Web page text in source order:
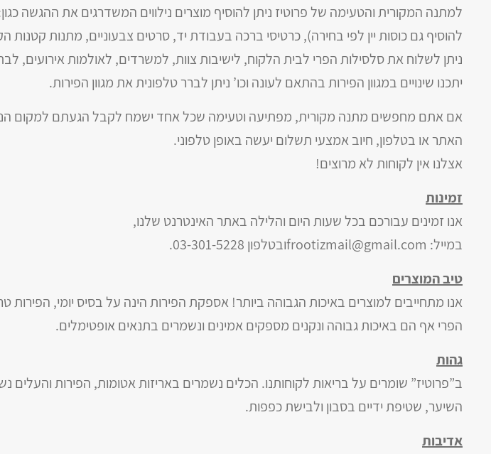
למתנה המקורית והטעימה של פרוטיז ניתן להוסיף מוצרים נילווים המשדרגים את ההגשה
להוסיף גם כוסות יין לפי בחירה), כרטיסי ברכה בעבודת יד, סרטים צבעוניים, מתנות קטנות
ניתן לשלוח את סלסילות הפרי לבית הלקוח, לישיבות צוות, למשרדים, לאולמות אירועים, לבתי
יתכנו שינויים במגוון הפירות בהתאם לעונה וכו’ ניתן לברר טלפונית את מגוון הפירות.
אם אתם מחפשים מתנה מקורית, מפתיעה וטעימה שכל אחד ישמח לקבל הגעתם למקום
האתר או בטלפון, חיוב אמצעי תשלום יעשה באופן טלפוני.
אצלנו אין לקוחות לא מרוצים!
זמינות
אנו זמינים עבורכם בכל שעות היום והלילה באתר האינטרנט שלנו,
במייל: frootizmail@gmail.comובטלפון 03-301-5228
.
טיב המוצרים
אנו מתחייבים למוצרים באיכות הגבוהה ביותר! אספקת הפירות הינה על בסיס יומי, הפירות
הפרי אף הם באיכות גבוהה ונקנים מספקים אמינים ונשמרים בתנאים אופטימלים.
גהות
ב”פרוטיז” שומרים על בריאות לקוחותנו. הכלים נשמרים באריזות אטומות, הפירות והעלים
השיער, שטיפת ידיים בסבון ולבישת כפפות.
אדיבות